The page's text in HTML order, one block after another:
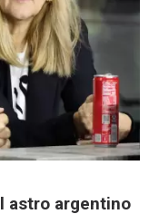
astro argentino